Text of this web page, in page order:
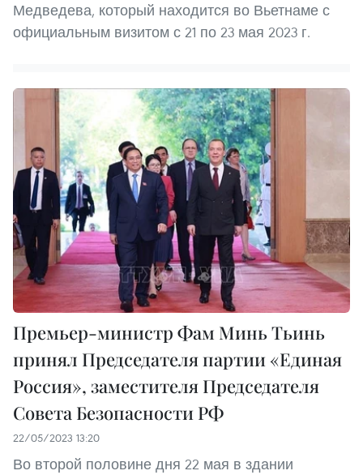
Медведева, который находится во Вьетнаме с
официальным визитом с 21 по 23 мая 2023 г.
Премьер-министр Фам Минь Тьинь
принял Председателя партии «Единая
Россия», заместителя Председателя
Совета Безопасности РФ
22/05/2023 13:20
Во второй половине дня 22 мая в здании